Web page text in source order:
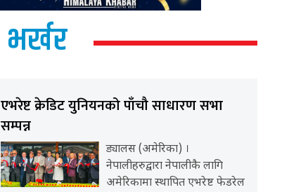
भर्खर
एभरेष्ट क्रेडिट युनियनको पाँचौ साधारण सभा
सम्पन्न
ड्यालस (अमेरिका) ।
नेपालीहरुद्वारा नेपालीकै लागि
अमेरिकामा स्थापित एभरेष्ट फेडरेल